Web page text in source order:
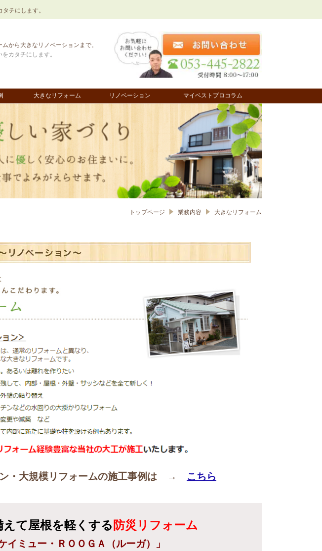
チにします。
から大きなリノベーションまで。
カタチにします。
大きなリフォーム リノベーション マイベストプロコラム
トップページ 業務内容 大きなリフォーム
ン・大規模リフォームの施工事例は → こちら
えて屋根を軽くする 防災リフォーム
ケイミュー・ＲＯＯＧＡ（ルーガ）」